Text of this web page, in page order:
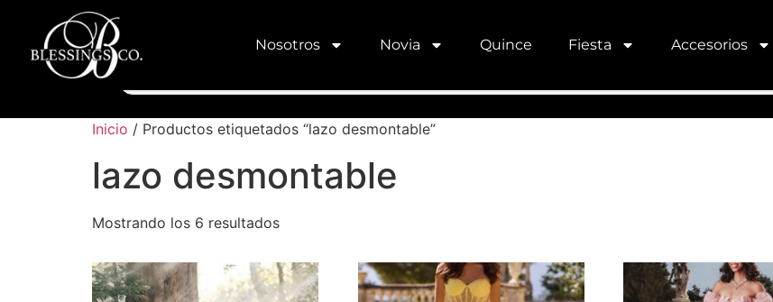
Nosotros Novia Quince Fiesta Accesorios
Inicio / Productos etiquetados “lazo desmontable”
lazo desmontable
Mostrando los 6 resultados